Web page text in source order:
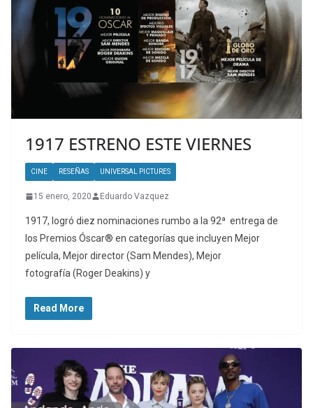
1917 ESTRENO ESTE VIERNES
CINE RESEÑAS UNIVERSAL PICTURES
15 enero, 2020 Eduardo Vazquez
1917, logró diez nominaciones rumbo a la 92ª entrega de
los Premios Óscar® en categorías que incluyen Mejor
película, Mejor director (Sam Mendes), Mejor
fotografía (Roger Deakins) y
Read More